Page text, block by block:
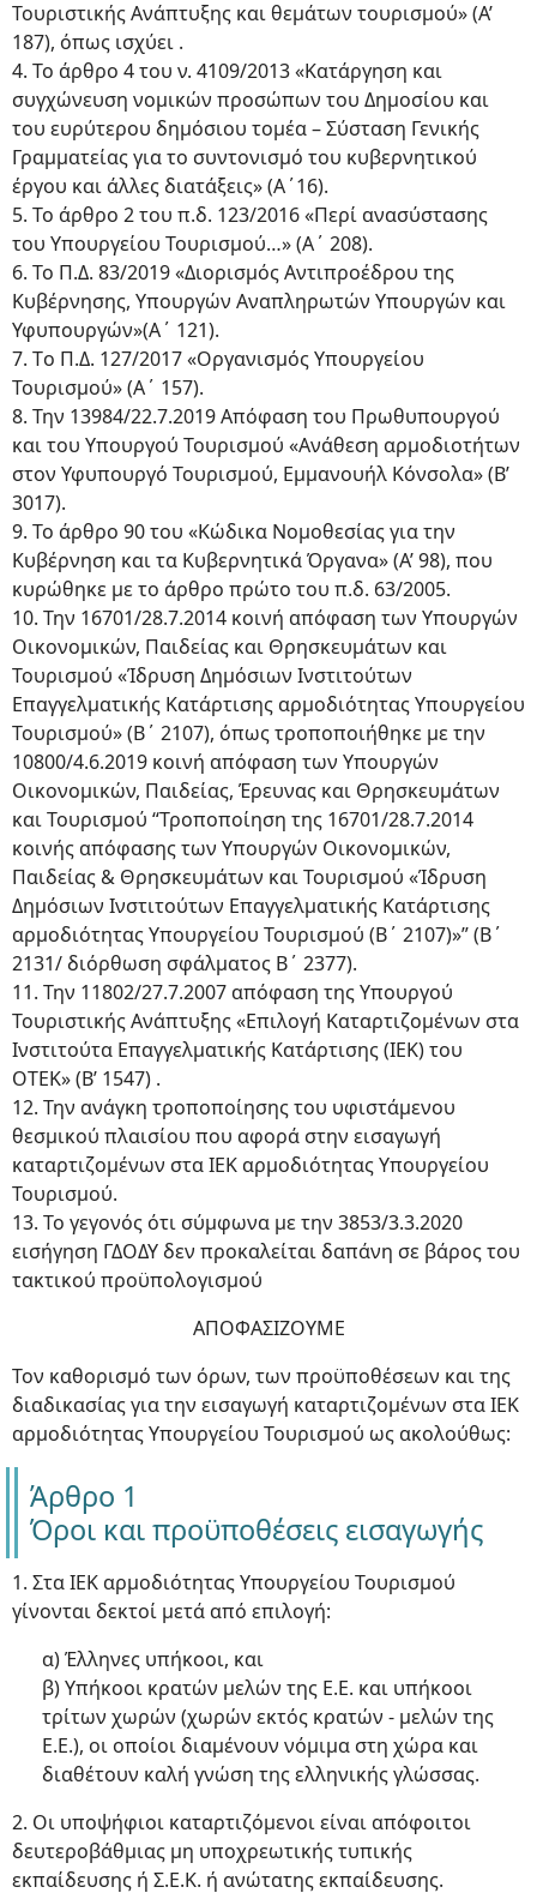
Τουριστικής Ανάπτυξης και θεμάτων τουρισμού» (Α’
187), όπως ισχύει .
4. Το άρθρο 4 του ν. 4109/2013 «Κατάργηση και
συγχώνευση νομικών προσώπων του Δημοσίου και
του ευρύτερου δημόσιου τομέα – Σύσταση Γενικής
Γραμματείας για το συντονισμό του κυβερνητικού
έργου και άλλες διατάξεις» (Α΄16).
5. Το άρθρο 2 του π.δ. 123/2016 «Περί ανασύστασης
του Υπουργείου Τουρισμού…» (Α΄ 208).
6. Το Π.Δ. 83/2019 «Διορισμός Αντιπροέδρου της
Κυβέρνησης, Υπουργών Αναπληρωτών Υπουργών και
Υφυπουργών»(Α΄ 121).
7. Tο Π.Δ. 127/2017 «Οργανισμός Υπουργείου
Τουρισμού» (Α΄ 157).
8. Την 13984/22.7.2019 Απόφαση του Πρωθυπουργού
και του Υπουργού Τουρισμού «Ανάθεση αρμοδιοτήτων
στον Υφυπουργό Τουρισμού, Εμμανουήλ Κόνσολα» (Β’
3017).
9. Το άρθρο 90 του «Κώδικα Νομοθεσίας για την
Κυβέρνηση και τα Κυβερνητικά Όργανα» (Α’ 98), που
κυρώθηκε με το άρθρο πρώτο του π.δ. 63/2005.
10. Την 16701/28.7.2014 κοινή απόφαση των Υπουργών
Οικονομικών, Παιδείας και Θρησκευμάτων και
Τουρισμού «Ίδρυση Δημόσιων Ινστιτούτων
Επαγγελματικής Κατάρτισης αρμοδιότητας Υπουργείου
Τουρισμού» (Β΄ 2107), όπως τροποποιήθηκε με την
10800/4.6.2019 κοινή απόφαση των Υπουργών
Οικονομικών, Παιδείας, Έρευνας και Θρησκευμάτων
και Τουρισμού “Τροποποίηση της 16701/28.7.2014
κοινής απόφασης των Υπουργών Οικονομικών,
Παιδείας & Θρησκευμάτων και Τουρισμού «Ίδρυση
Δημόσιων Ινστιτούτων Επαγγελματικής Κατάρτισης
αρμοδιότητας Υπουργείου Τουρισμού (Β΄ 2107)»” (Β΄
2131/ διόρθωση σφάλματος Β΄ 2377).
11. Την 11802/27.7.2007 απόφαση της Υπουργού
Τουριστικής Ανάπτυξης «Επιλογή Καταρτιζομένων στα
Ινστιτούτα Επαγγελματικής Κατάρτισης (ΙΕΚ) του
ΟΤΕΚ» (Β’ 1547) .
12. Την ανάγκη τροποποίησης του υφιστάμενου
θεσμικού πλαισίου που αφορά στην εισαγωγή
καταρτιζομένων στα ΙΕΚ αρμοδιότητας Υπουργείου
Τουρισμού.
13. Το γεγονός ότι σύμφωνα με την 3853/3.3.2020
εισήγηση ΓΔΟΔΥ δεν προκαλείται δαπάνη σε βάρος του
τακτικού προϋπολογισμού
ΑΠΟΦΑΣΙΖΟΥΜΕ
Τον καθορισμό των όρων, των προϋποθέσεων και της
διαδικασίας για την εισαγωγή καταρτιζομένων στα ΙΕΚ
αρμοδιότητας Υπουργείου Τουρισμού ως ακολούθως:
Άρθρο 1
Όροι και προϋποθέσεις εισαγωγής
1. Στα ΙΕΚ αρμοδιότητας Υπουργείου Τουρισμού
γίνονται δεκτοί μετά από επιλογή:
α) Έλληνες υπήκοοι, και
β) Υπήκοοι κρατών μελών της Ε.Ε. και υπήκοοι
τρίτων χωρών (χωρών εκτός κρατών - μελών της
Ε.Ε.), οι οποίοι διαμένουν νόμιμα στη χώρα και
διαθέτουν καλή γνώση της ελληνικής γλώσσας.
2. Οι υποψήφιοι καταρτιζόμενοι είναι απόφοιτοι
δευτεροβάθμιας μη υποχρεωτικής τυπικής
εκπαίδευσης ή Σ.Ε.Κ. ή ανώτατης εκπαίδευσης.